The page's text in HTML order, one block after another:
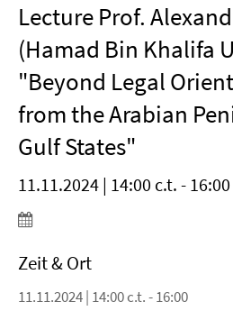
Lecture Prof.
(Hamad Bin Khalifa
"Beyond Legal
from the Arabian
Gulf States"
11.11.2024 | 14:00 c.t. - 16:00
Zeit & Ort
11.11.2024 | 14:00 c.t. - 16:00